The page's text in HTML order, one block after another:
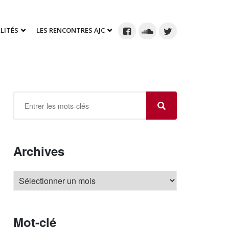
LES RENCONTRES AJC
Archives
Mot-clé